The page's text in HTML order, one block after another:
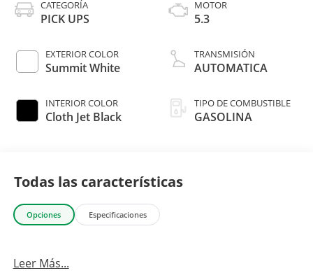
CATEGORÍA
PICK UPS
EXTERIOR COLOR
Summit White
INTERIOR COLOR
Cloth Jet Black
MOTOR
5.3
TRANSMISIÓN
AUTOMATICA
TIPO DE COMBUSTIBLE
GASOLINA
Todas las características
Opciones Especificaciones
Leer Más...